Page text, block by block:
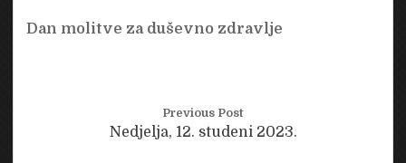
Dan molitve za duševno zdravlje
Previous Post
Nedjelja, 12. studeni 2023.